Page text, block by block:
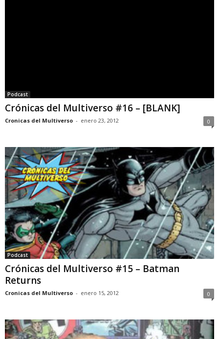
Podcast
Crónicas del Multiverso #16 – [BLANK]
Cronicas del Multiverso - enero 23, 2012 0
Podcast
Crónicas del Multiverso #15 – Batman
Returns
Cronicas del Multiverso - enero 15, 2012 0